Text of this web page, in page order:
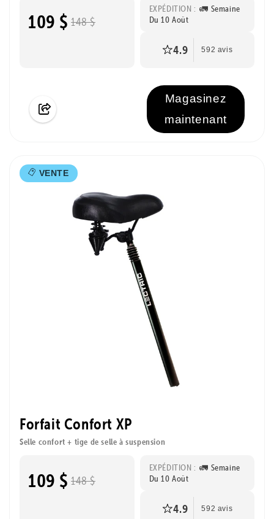
109 $ 148 $
EXPÉDITION : 🚛 Semaine
Du 10 Août
4.9 592 avis
Magasinez
maintenant
VENTE
Forfait Confort XP
Selle confort + tige de selle à suspension
109 $ 148 $
EXPÉDITION : 🚛 Semaine
Du 10 Août
4.9 592 avis